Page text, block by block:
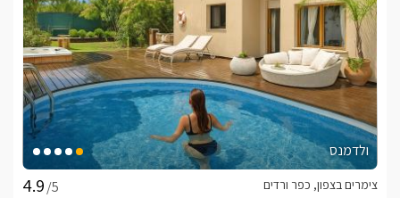
ולדמנס
/5
צימרים בצפון, כפר ורדים